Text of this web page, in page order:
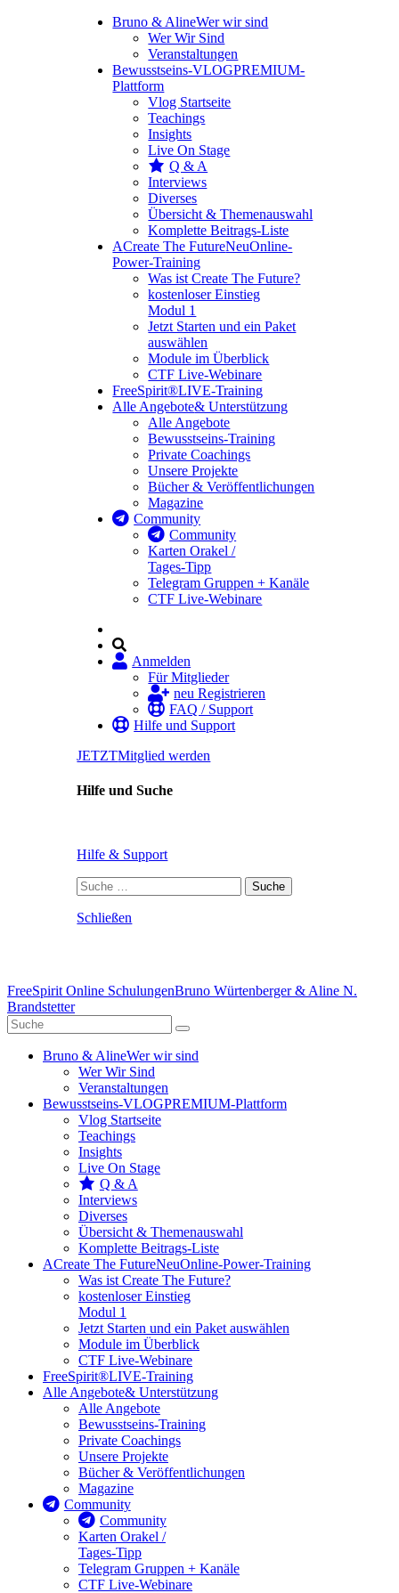
Bruno & AlineWer wir sind
Wer Wir Sind
Veranstaltungen
Bewusstseins-VLOGPREMIUM-
Plattform
Vlog Startseite
Teachings
Insights
Live On Stage
Q & A
Interviews
Diverses
Übersicht & Themenauswahl
Komplette Beitrags-Liste
ACreate The FutureNeuOnline-
Power-Training
Was ist Create The Future?
kostenloser Einstieg
Modul 1
Jetzt Starten und ein Paket
auswählen
Module im Überblick
CTF Live-Webinare
FreeSpirit®LIVE-Training
Alle Angebote& Unterstützung
Alle Angebote
Bewusstseins-Training
Private Coachings
Unsere Projekte
Bücher & Veröffentlichungen
Magazine
Community
Community
Karten Orakel /
Tages-Tipp
Telegram Gruppen + Kanäle
CTF Live-Webinare
Anmelden
Für Mitglieder
neu Registrieren
FAQ / Support
Hilfe und Support
JETZTMitglied werden
Hilfe und Suche
Hilfe & Support
Suche
nach:
Schließen
FreeSpirit Online SchulungenBruno Würtenberger & Aline N.
Brandstetter
Bruno & AlineWer wir sind
Wer Wir Sind
Veranstaltungen
Bewusstseins-VLOGPREMIUM-Plattform
Vlog Startseite
Teachings
Insights
Live On Stage
Q & A
Interviews
Diverses
Übersicht & Themenauswahl
Komplette Beitrags-Liste
ACreate The FutureNeuOnline-Power-Training
Was ist Create The Future?
kostenloser Einstieg
Modul 1
Jetzt Starten und ein Paket auswählen
Module im Überblick
CTF Live-Webinare
FreeSpirit®LIVE-Training
Alle Angebote& Unterstützung
Alle Angebote
Bewusstseins-Training
Private Coachings
Unsere Projekte
Bücher & Veröffentlichungen
Magazine
Community
Community
Karten Orakel /
Tages-Tipp
Telegram Gruppen + Kanäle
CTF Live-Webinare